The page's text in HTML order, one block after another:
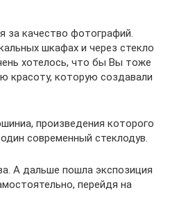
за качество фотографий.
шкафах и через стекло
хотелось, что бы Вы тоже
красоту, которую создавали
произведения которого
современный стеклодув.
А дальше пошла экспозиция
перейдя на